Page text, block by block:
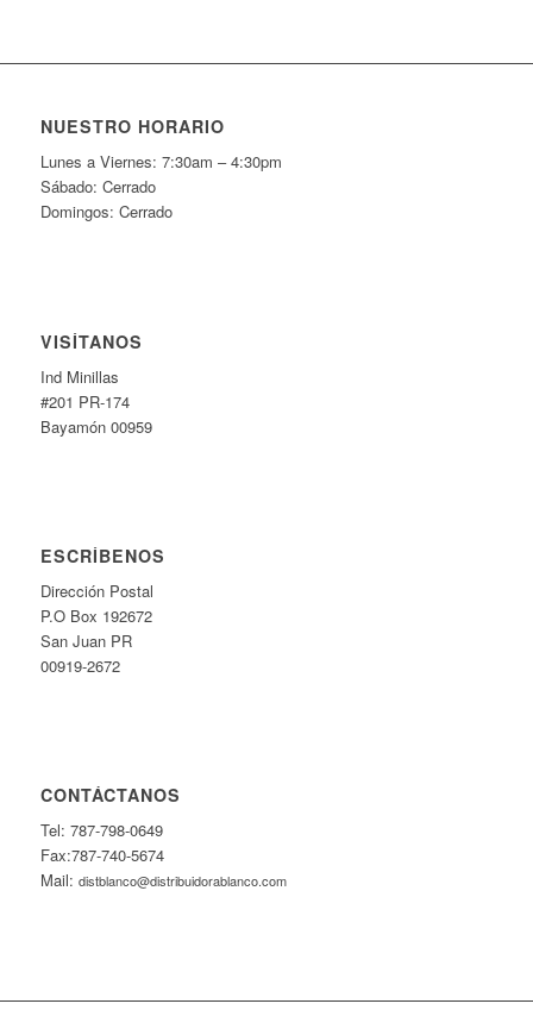
NUESTRO HORARIO
Lunes a Viernes: 7:30am – 4:30pm
Sábado: Cerrado
Domingos: Cerrado
VISÍTANOS
Ind Minillas
#201 PR-174
Bayamón 00959
ESCRÍBENOS
Dirección Postal
P.O Box 192672
San Juan PR
00919-2672
CONTÁCTANOS
Tel: 787-798-0649
Fax:787-740-5674
Mail: distblanco@distribuidorablanco.com